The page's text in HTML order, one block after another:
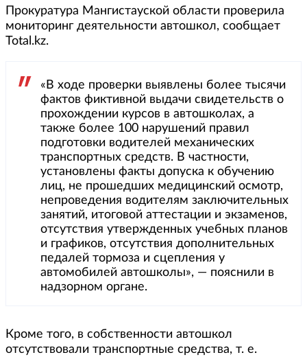
Прокуратура Мангистауской области проверила
мониторинг деятельности автошкол, сообщает
Total.kz.
«В ходе проверки выявлены более тысячи
фактов фиктивной выдачи свидетельств о
прохождении курсов в автошколах, а
также более 100 нарушений правил
подготовки водителей механических
транспортных средств. В частности,
установлены факты допуска к обучению
лиц, не прошедших медицинский осмотр,
непроведения водителям заключительных
занятий, итоговой аттестации и экзаменов,
отсутствия утвержденных учебных планов
и графиков, отсутствия дополнительных
педалей тормоза и сцепления у
автомобилей автошколы», — пояснили в
надзорном органе.
Кроме того, в собственности автошкол
отсутствовали транспортные средства, т. е.